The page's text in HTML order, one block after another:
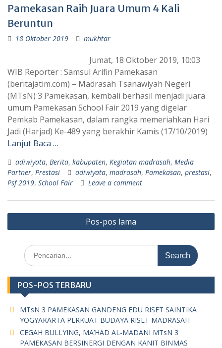
Pamekasan Raih Juara Umum 4 Kali
Beruntun
18 Oktober 2019 mukhtar
Jumat, 18 Oktober 2019, 10:03
WIB Reporter : Samsul Arifin Pamekasan
(beritajatim.com) – Madrasah Tsanawiyah Negeri
(MTsN) 3 Pamekasan, kembali berhasil menjadi juara
umum Pamekasan School Fair 2019 yang digelar
Pemkab Pamekasan, dalam rangka memeriahkan Hari
Jadi (Harjad) Ke-489 yang berakhir Kamis (17/10/2019)
Lanjut Baca …
adiwiyata, Berita, kabupaten, Kegiatan madrasah, Media
Partner, Prestasi adiwiyata, madrasah, Pamekasan, prestasi,
Psf 2019, School Fair Leave a comment
Navigasi
pos
Pos-pos lama
Search
for:
POS-POS TERBARU
MTsN 3 PAMEKASAN GANDENG EDU RISET SAINTIKA
YOGYAKARTA PERKUAT BUDAYA RISET MADRASAH
CEGAH BULLYING, MA’HAD AL-MADANI MTsN 3
PAMEKASAN BERSINERGI DENGAN KANIT BINMAS